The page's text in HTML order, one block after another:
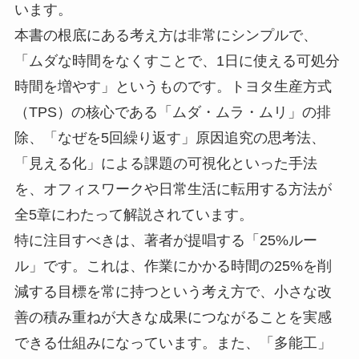
います。
本書の根底にある考え方は非常にシンプルで、
「ムダな時間をなくすことで、1日に使える可処分
時間を増やす」というものです。トヨタ生産方式
（TPS）の核心である「ムダ・ムラ・ムリ」の排
除、「なぜを5回繰り返す」原因追究の思考法、
「見える化」による課題の可視化といった手法
を、オフィスワークや日常生活に転用する方法が
全5章にわたって解説されています。
特に注目すべきは、著者が提唱する「25%ルー
ル」です。これは、作業にかかる時間の25%を削
減する目標を常に持つという考え方で、小さな改
善の積み重ねが大きな成果につながることを実感
できる仕組みになっています。また、「多能工」